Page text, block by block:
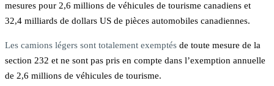
mesures pour 2,6 millions de véhicules de tourisme canadiens et
32,4 milliards de dollars US de pièces automobiles canadiennes.
Les camions légers sont totalement exemptés de toute mesure de la
section 232 et ne sont pas pris en compte dans l’exemption annuelle
de 2,6 millions de véhicules de tourisme.